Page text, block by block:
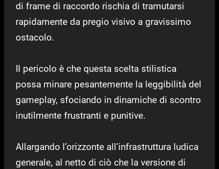
di frame di raccordo rischia di tramutarsi
rapidamente da pregio visivo a gravissimo
ostacolo.
Il pericolo è che questa scelta stilistica
possa minare pesantemente la leggibilità del
gameplay, sfociando in dinamiche di scontro
inutilmente frustranti e punitive.
Allargando l’orizzonte all’infrastruttura ludica
generale, al netto di ciò che la versione di